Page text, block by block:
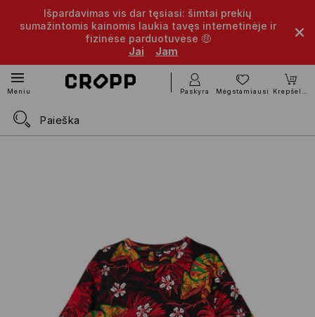
Išpardavimas vis dar tęsiasi: šimtai prekių
sumažintomis kainomis laukia tavęs internetinėje ir
fizinėse parduotuvėse 🤑
Jai
Jam
Meniu Paskyra Mėgstamiausi Krepšelis